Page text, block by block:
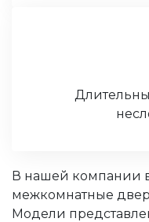
В нашей компании
межкомнатные
Модели